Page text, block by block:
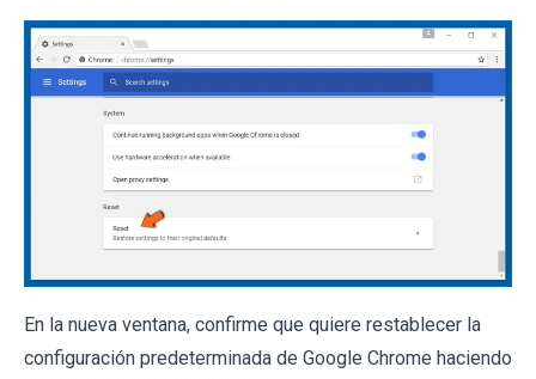
En la nueva ventana, confirme que quiere restablecer la
configuración predeterminada de Google Chrome haciendo